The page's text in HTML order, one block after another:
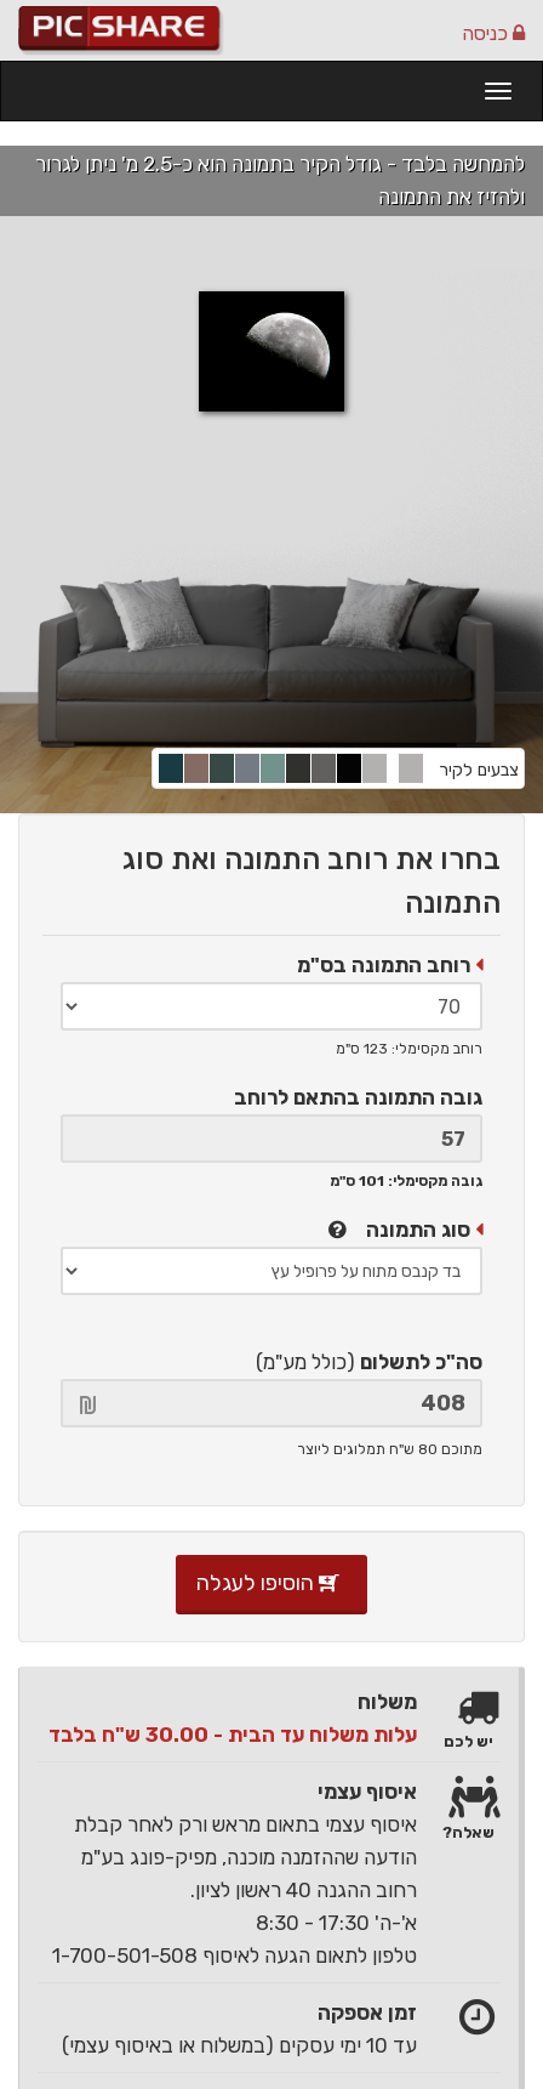
כניסה
להמחשה בלבד - גודל הקיר בתמונה הוא כ-2.5 מ' ניתן לגרור
ולהזיז את התמונה
צבעים לקיר
בחרו את רוחב התמונה ואת סוג
התמונה
רוחב התמונה בס"מ
רוחב מקסימלי: 123 ס"מ
גובה התמונה בהתאם לרוחב
גובה מקסימלי: 101 ס"מ
סוג התמונה
סה"כ לתשלום (כולל מע"מ)
מתוכם 80 ש"ח תמלוגים ליוצר
הוסיפו לעגלה
משלוח
עלות משלוח עד הבית - 30.00 ש"ח בלבד
איסוף עצמי
איסוף עצמי בתאום מראש ורק לאחר קבלת
הודעה שההזמנה מוכנה, מפיק-פונג בע"מ
רחוב ההגנה 40 ראשון לציון.
א'-ה' 17:30 - 8:30
טלפון לתאום הגעה לאיסוף 1-700-501-508
זמן אספקה
עד 10 ימי עסקים (במשלוח או באיסוף עצמי)
יש לכם
שאלה?